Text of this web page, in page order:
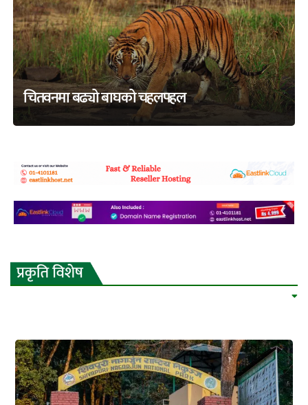
चितवनमा बढ्यो बाघको चहलपहल